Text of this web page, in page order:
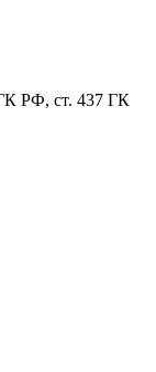
РФ, cт. 437 ГК